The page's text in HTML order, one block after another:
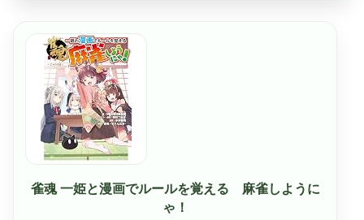
雀魂 一姫と漫画でルールを覚える 麻雀しように
ゃ！